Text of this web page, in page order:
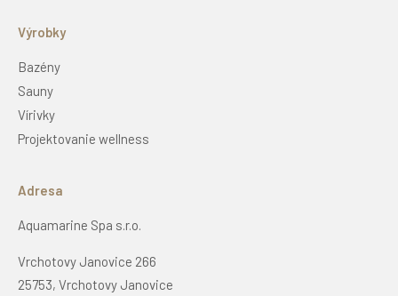
Výrobky
Bazény
Sauny
Vírivky
Projektovanie wellness
Adresa
Aquamarine Spa s.r.o.
Vrchotovy Janovice 266
25753, Vrchotovy Janovice